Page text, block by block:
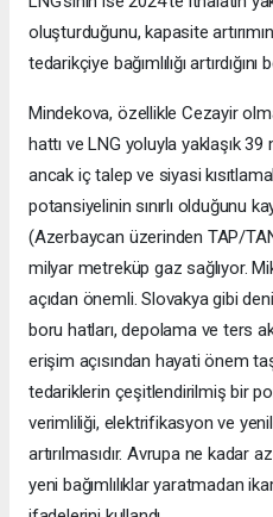
oluşturduğunu, kapasite
tedarikçiye bağımlılığı artırdığını
Mindekova, özellikle Cezayir
hattı ve LNG yoluyla yaklaşık 39
ancak iç talep ve siyasi
potansiyelinin sınırlı olduğunu
(Azerbaycan üzerinden TAP/
milyar metreküp gaz sağlıyor.
açıdan önemli. Slovakya gibi
boru hatları, depolama ve ters
erişim açısından hayati önem
tedariklerin çeşitlendirilmiş bir
verimliliği, elektrifikasyon ve
artırılmasıdır. Avrupa ne kadar
yeni bağımlılıklar yaratmadan